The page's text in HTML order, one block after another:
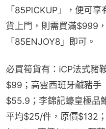
「85PICKUP」，便可
貨上門，則需買滿$999
「85ENJOY8」即可。
必買筍貨有：iCP法式豬
$99；高雲西班牙鹹豬
$55.9；李錦記蠔皇極品
平均$25/件，原價$132